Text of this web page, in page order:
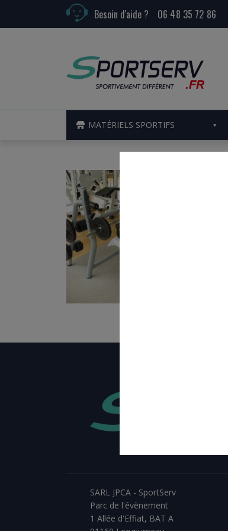
Besoin d'aide ? 06 48 35 72 86
MATÉRIELS SPORTIFS
SARL JPCA - SportServ
Parc de l'évènement
1 Allée d'Effiat, BAT A